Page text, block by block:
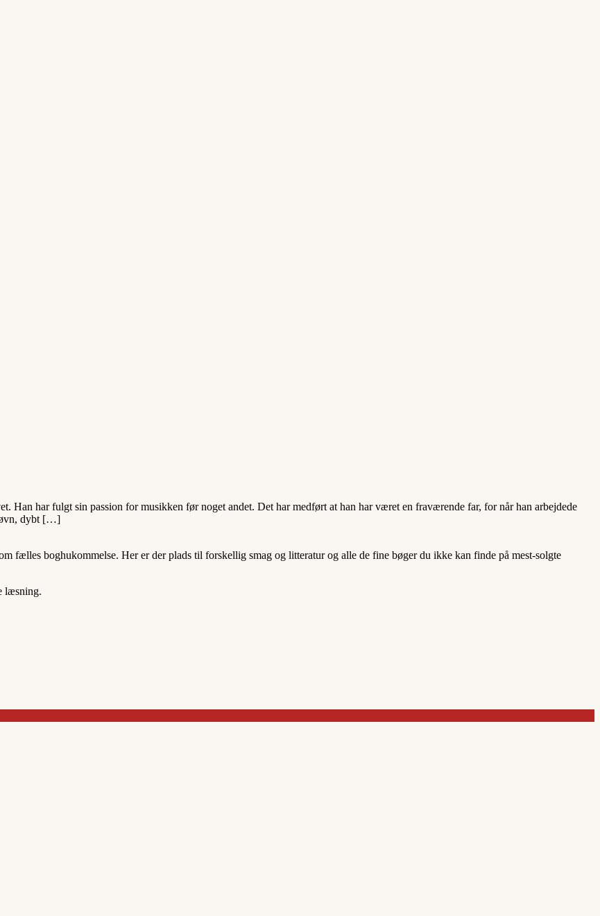
Han har fulgt sin passion for musikken før noget andet. Det har medført at han har været en fraværende far, for når han arbejdede
dybt […]
fælles boghukommelse. Her er der plads til forskellig smag og litteratur og alle de fine bøger du ikke kan finde på mest-solgte
læsning.